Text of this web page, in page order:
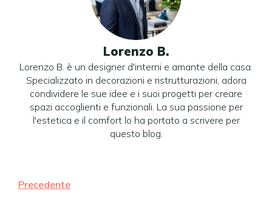
Lorenzo B.
Lorenzo B. è un designer d'interni e amante della casa.
Specializzato in decorazioni e ristrutturazioni, adora
condividere le sue idee e i suoi progetti per creare
spazi accoglienti e funzionali. La sua passione per
l'estetica e il comfort lo ha portato a scrivere per
questo blog.
Precedente